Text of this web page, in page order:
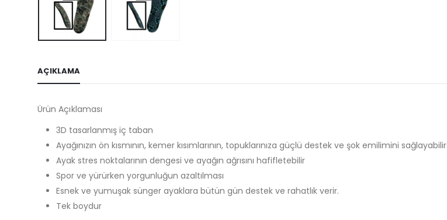
AÇIKLAMA
Ürün Açıklaması
3D tasarlanmış iç taban
Ayağınızın ön kısmının, kemer kısımlarının, topuklarınıza güçlü destek ve şok emilimini sağlayabilir
Ayak stres noktalarının dengesi ve ayağın ağrısını hafifletebilir
Spor ve yürürken yorgunluğun azaltılması
Esnek ve yumuşak sünger ayaklara bütün gün destek ve rahatlık verir.
Tek boydur